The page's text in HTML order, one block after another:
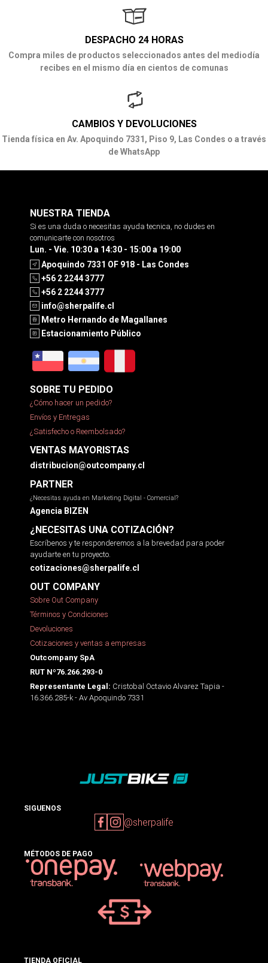
DESPACHO 24 HORAS
Compra miles de productos seleccionados antes del mediodía
recibes en el mismo día en cientos de comunas
CAMBIOS Y DEVOLUCIONES
Tienda física en Av. Apoquindo 7331, Piso 9, Las Condes o a través
de WhatsApp
NUESTRA TIENDA
Si es una duda o necesitas ayuda tecnica, no dudes en
comunicarte con nosotros
Lun. - Vie. 10:30 a 14:30 - 15:00 a 19:00
Apoquindo 7331 OF 918 - Las Condes
+56 2 2244 3777
+56 2 2244 3777
info@sherpalife.cl
Metro Hernando de Magallanes
Estacionamiento Público
SOBRE TU PEDIDO
¿Cómo hacer un pedido?
Envíos y Entregas
¿Satisfecho o Reembolsado?
VENTAS MAYORISTAS
distribucion@outcompany.cl
PARTNER
¿Necesitas ayuda en Marketing Digital - Comercial?
Agencia BIZEN
¿NECESITAS UNA COTIZACIÓN?
Escríbenos y te responderemos a la brevedad para poder
ayudarte en tu proyecto.
cotizaciones@sherpalife.cl
OUT COMPANY
Sobre Out Company
Términos y Condiciones
Devoluciones
Cotizaciones y ventas a empresas
Outcompany SpA
RUT Nº76.266.293-0
Representante Legal: Cristobal Octavio Alvarez Tapia -
16.366.285-k - Av Apoquindo 7331
SIGUENOS
@sherpalife
MÉTODOS DE PAGO
TIENDA OFICIAL